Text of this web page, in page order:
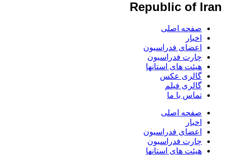
Republic of Iran
صفحه اصلی
اخبار
اعضای فدراسیون
چارت فدراسیون
هیئت های استانها
گالری عکس
گالری فیلم
تماس با ما
صفحه اصلی
اخبار
اعضای فدراسیون
چارت فدراسیون
هیئت های استانها